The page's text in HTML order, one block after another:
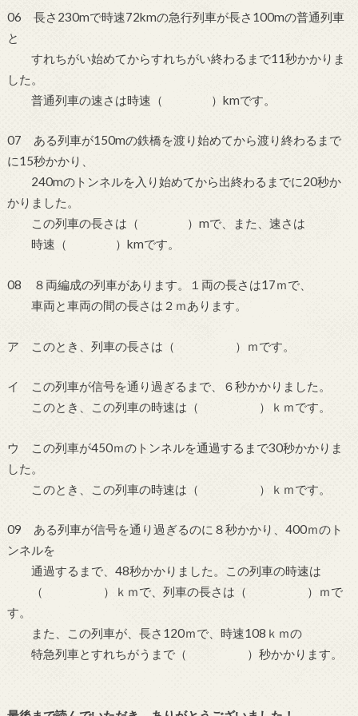
06 長さ230mで時速72kmの急行列車が長さ100mの普通列車
と
すれちがい始めてからすれちがい終わるまで11秒かかりま
した。
普通列車の速さは時速（ ）kmです。
07 ある列車が150mの鉄橋を渡り始めてから渡り終わるまで
に15秒かかり、
240mのトンネルを入り始めてから出終わるまでに20秒か
かりました。
この列車の長さは（ ）mで、また、速さは
時速（ ）kmです。
08 ８両編成の列車があります。１両の長さは17ｍで、
車両と車両の間の長さは２ｍあります。
ア このとき、列車の長さは（ ）ｍです。
イ この列車が信号を通り過ぎるまで、６秒かかりました。
このとき、この列車の時速は（ ）ｋｍです。
ウ この列車が450ｍのトンネルを通過するまで30秒かかりま
した。
このとき、この列車の時速は（ ）ｋｍです。
09 ある列車が信号を通り過ぎるのに８秒かかり、400ｍのト
ンネルを
通過するまで、48秒かかりました。この列車の時速は
（ ）ｋｍで、列車の長さは（ ）ｍで
す。
また、この列車が、長さ120ｍで、時速108ｋｍの
特急列車とすれちがうまで（ ）秒かかります。